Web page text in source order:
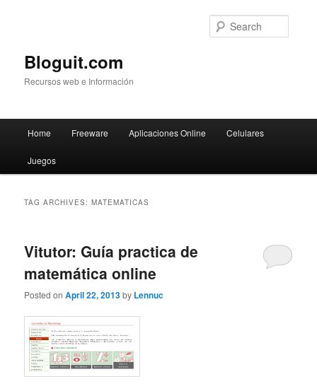
Bloguit.com
Recursos web e Información
Skip
to
Skip
to
Home Freeware Aplicaciones Online Celulares
Juegos
TAG ARCHIVES:MATEMATICAS
Vitutor: Guía practica de
matemática online
Posted onApril 22, 2013by Lennuc